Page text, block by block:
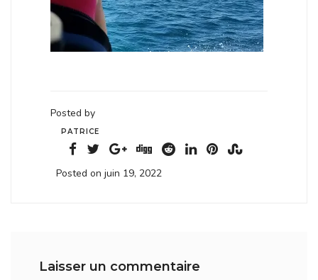
Posted by
PATRICE
Posted on juin 19, 2022
Laisser un commentaire